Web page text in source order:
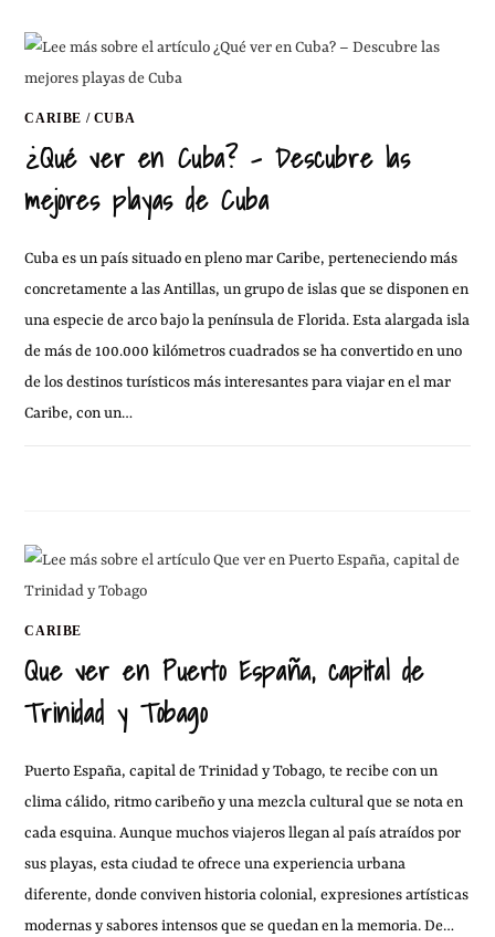
CARIBE / CUBA
¿Qué ver en Cuba? – Descubre las
mejores playas de Cuba
Cuba es un país situado en pleno mar Caribe, perteneciendo más
concretamente a las Antillas, un grupo de islas que se disponen en
una especie de arco bajo la península de Florida. Esta alargada isla
de más de 100.000 kilómetros cuadrados se ha convertido en uno
de los destinos turísticos más interesantes para viajar en el mar
Caribe, con un…
CARIBE
Que ver en Puerto España, capital de
Trinidad y Tobago
Puerto España, capital de Trinidad y Tobago, te recibe con un
clima cálido, ritmo caribeño y una mezcla cultural que se nota en
cada esquina. Aunque muchos viajeros llegan al país atraídos por
sus playas, esta ciudad te ofrece una experiencia urbana
diferente, donde conviven historia colonial, expresiones artísticas
modernas y sabores intensos que se quedan en la memoria. De…